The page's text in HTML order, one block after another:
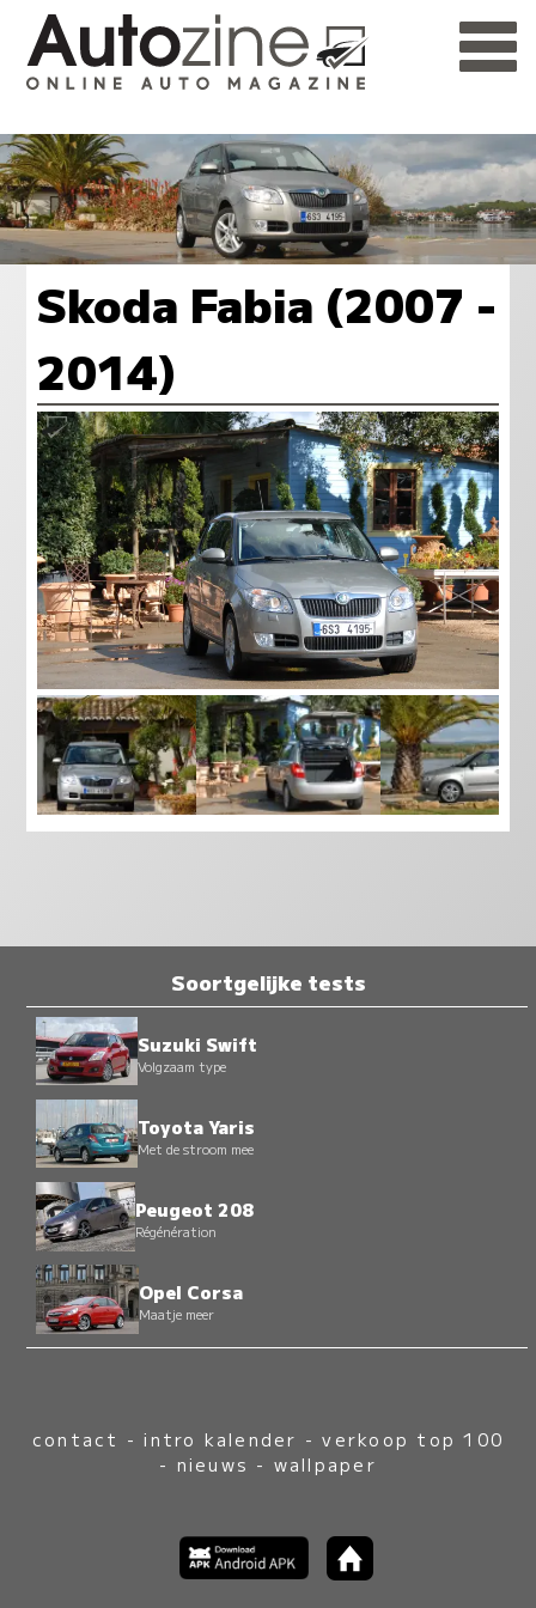
Skoda Fabia (2007 -
2014)
Soortgelijke tests
Suzuki Swift
Volgzaam type
Toyota Yaris
Met de stroom mee
Peugeot 208
Régénération
Opel Corsa
Maatje meer
contact -intro kalender -verkoop top 100
- nieuws - wallpaper